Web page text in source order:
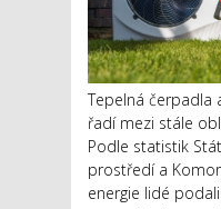
Tepelná čerpadla
řadí mezi stále
Podle statistik
prostředí a
energie lidé